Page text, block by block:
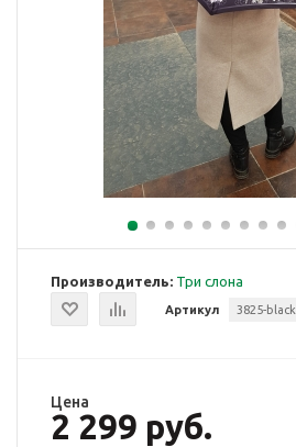
Производитель: Три слона
Артикул 3825-black
Цена
2 299 руб.